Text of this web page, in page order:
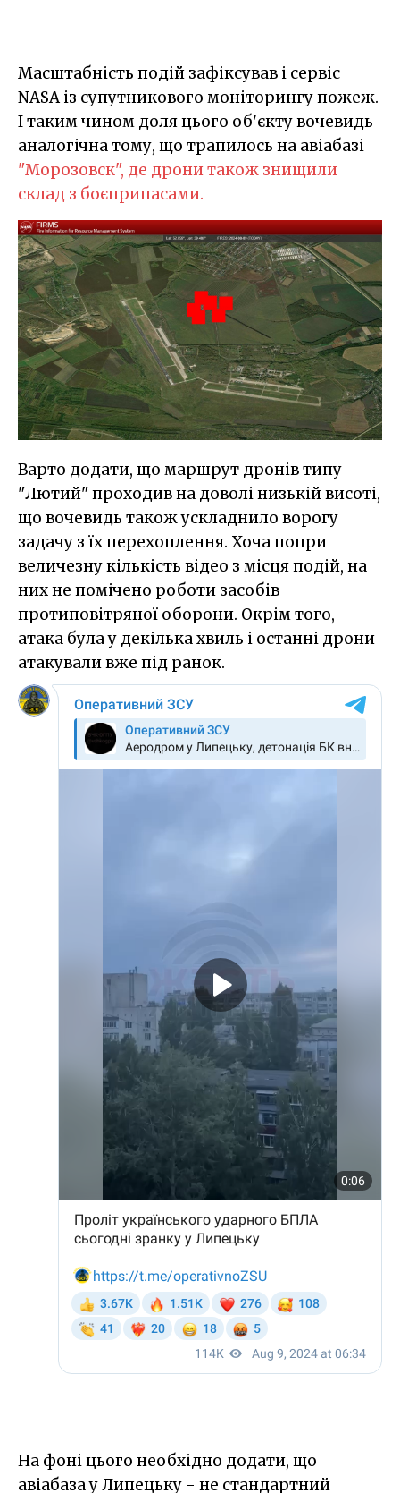
Масштабність подій зафіксував і сервіс
NASA із супутникового моніторингу пожеж.
І таким чином доля цього об'єкту вочевидь
аналогічна тому, що трапилось на авіабазі
"Морозовск", де дрони також знищили
склад з боєприпасами.
Варто додати, що маршрут дронів типу
"Лютий" проходив на доволі низькій висоті,
що вочевидь також ускладнило ворогу
задачу з їх перехоплення. Хоча попри
величезну кількість відео з місця подій, на
них не помічено роботи засобів
протиповітряної оборони. Окрім того,
атака була у декілька хвиль і останні дрони
атакували вже під ранок.
На фоні цього необхідно додати, що
авіабаза у Липецьку - не стандартний